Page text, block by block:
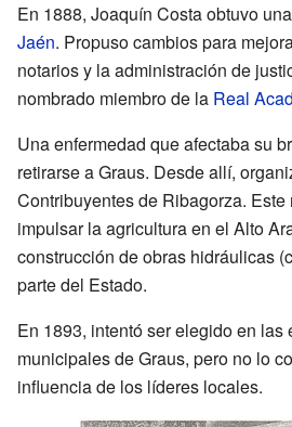
En 1888, Joaquín Costa obtuvo
Jaén. Propuso cambios para
notarios y la administración de
nombrado miembro de la Real
Una enfermedad que afectaba su
retirarse a Graus. Desde allí,
Contribuyentes de Ribagorza.
impulsar la agricultura en el Alto
construcción de obras hidráulicas
parte del Estado.
En 1893, intentó ser elegido en las
municipales de Graus, pero no lo
influencia de los líderes locales.